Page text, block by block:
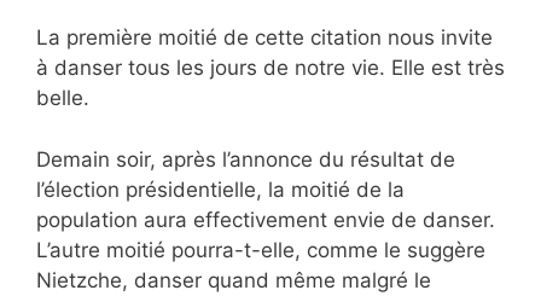
La première moitié de cette citation nous invite
à danser tous les jours de notre vie. Elle est très
belle.
Demain soir, après l’annonce du résultat de
l’élection présidentielle, la moitié de la
population aura effectivement envie de danser.
L’autre moitié pourra-t-elle, comme le suggère
Nietzche, danser quand même malgré le